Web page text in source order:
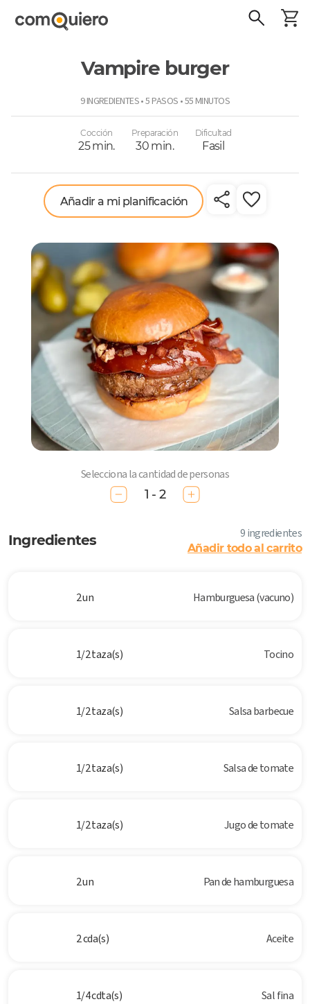
Vampire burger
9 INGREDIENTES • 5 PASOS • 55 MINUTOS
Cocción
25 min.
Preparación
30 min.
Dificultad
Fasil
Añadir a mi planificación
Selecciona la cantidad de personas
1 - 2
Ingredientes 9 ingredientes
Añadir todo al carrito
2 un Hamburguesa (vacuno)
1/2 taza(s) Tocino
1/2 taza(s) Salsa barbecue
1/2 taza(s) Salsa de tomate
1/2 taza(s) Jugo de tomate
2 un Pan de hamburguesa
2 cda(s) Aceite
1/4 cdta(s) Sal fina